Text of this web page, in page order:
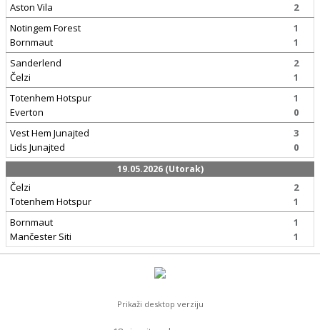
Aston Vila
2
Notingem Forest
Bornmaut
1
1
Sanderlend
Čelzi
2
1
Totenhem Hotspur
Everton
1
0
Vest Hem Junajted
Lids Junajted
3
0
19.05.2026 (Utorak)
Čelzi
Totenhem Hotspur
2
1
Bornmaut
Mančester Siti
1
1
Prikaži desktop verziju